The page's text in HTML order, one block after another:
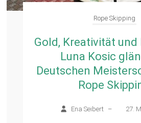
Rope Skipping
Gold, Kreativität und
Luna Kosic
Deutschen
Rope
Ena Seibert – 27.